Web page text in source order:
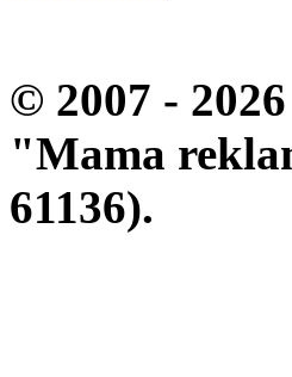
© 2007 -
"Mama
61136).